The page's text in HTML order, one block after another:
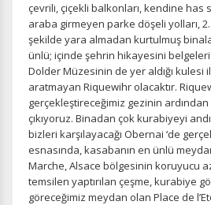
İstatistik Çerezleri
Ziyaretçilerin siteyi nasıl
ölçeriz. Hangi sayfaların popüler
kullanıcıların nerede zorluk
yardımcı olur.
Pazarlama Çerezleri
çevrili, çiçekli balkonları, kendine has
araba girmeyen parke döşeli yolları,
şekilde yara almadan kurtulmuş
ünlü; içinde şehrin hikayesini
Dolder Müzesinin de yer aldığı kulesi
aratmayan Riquewihr olacaktır.
gerçekleştireceğimiz gezinin
çıkıyoruz. Binadan çok kurabiyeyi
bizleri karşılayacağı Obernai ‘de
esnasında, kasabanın en ünlü
Marche, Alsace bölgesinin koruyucu
temsilen yaptırılan çeşme, kurabiye
göreceğimiz meydan olan Place de